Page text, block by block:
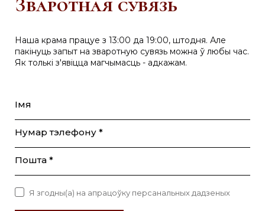
Зваротная сувязь
Наша крама працуе з 13:00 да 19:00, штодня. Але
пакінуць запыт на зваротную сувязь можна ў любы час.
Як толькі з'явіцца магчымасць - адкажам.
Імя
Нумар тэлефону *
Пошта *
Я згодны(а) на апрацоўку персанальных дадзеных